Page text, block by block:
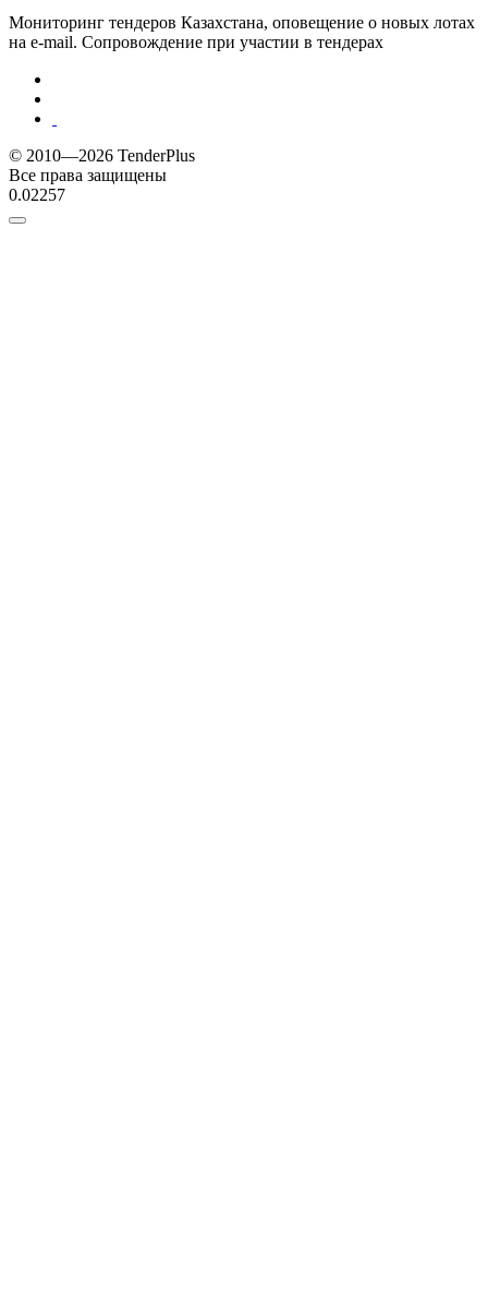
Мониторинг тендеров Казахстана, оповещение о новых лотах
на e-mail. Сопровождение при участии в тендерах
© 2010—2026 TenderPlus
Все права защищены
0.02257